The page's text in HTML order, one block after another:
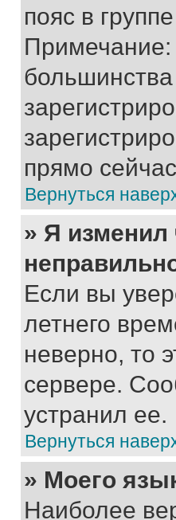
пояс в
Примечание:
прямо
Вернуться
» Я изменил
Если вы
летнего
неверно, то
сервере.
устранил ее.
Вернуться
» Моего
Наиболее